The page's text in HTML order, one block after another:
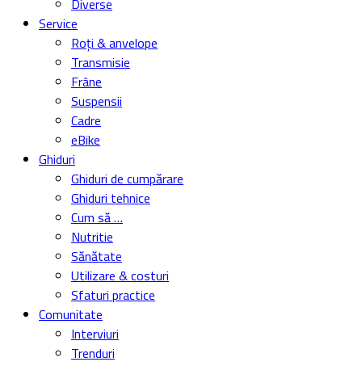
Service
Roți & anvelope
Transmisie
Frâne
Suspensii
Cadre
eBike
Ghiduri
Ghiduri de cumpărare
Ghiduri tehnice
Cum să …
Nutritie
Sănătate
Utilizare & costuri
Sfaturi practice
Comunitate
Interviuri
Trenduri